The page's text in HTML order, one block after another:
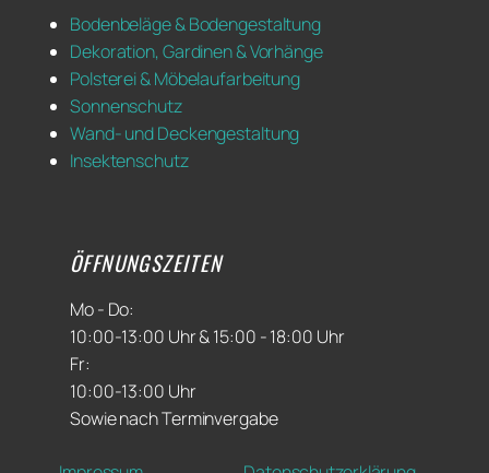
Bodenbeläge & Bodengestaltung
Dekoration, Gardinen & Vorhänge
Polsterei & Möbelaufarbeitung
Sonnenschutz
Wand- und Deckengestaltung
Insektenschutz
ÖFFNUNGSZEITEN
Mo - Do:
10:00-13:00 Uhr & 15:00 - 18:00 Uhr
Fr:
10:00-13:00 Uhr
Sowie nach Terminvergabe